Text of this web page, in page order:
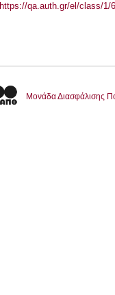
https://qa.auth.gr/el/class/1/
Μονάδα Διασφάλισης